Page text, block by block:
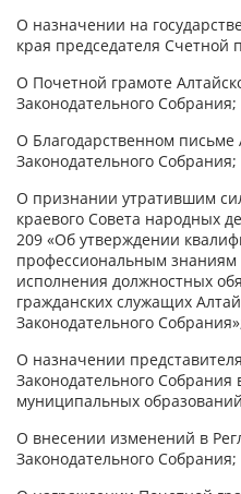
О назначении на
края председателя Счетной
О Почетной грамоте
Законодательного Собрания;
О Благодарственном письме
Законодательного Собрания;
О признании утратившим
краевого Совета народных
209 «Об утверждении
профессиональным
исполнения должностных
гражданских служащих
Законодательного
О назначении
Законодательного Собрания
муниципальных
О внесении изменений в
Законодательного Собрания;